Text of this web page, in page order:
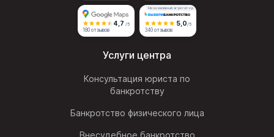
4,7 /5
180 отзывов
Независимый агрегатор
5,0/5
340 отзывов
Услуги центра
Консультация юриста по
банкротству
Банкротство физического лица